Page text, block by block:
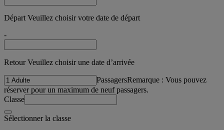
Départ Veuillez choisir votre date de départ
-
Retour Veuillez choisir une date d’arrivée
PassagersRemarque : Vous pouvez
réserver pour un maximum de neuf passagers.
Classe
Sélectionner la classe